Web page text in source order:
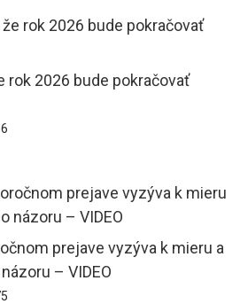
rok 2026 bude pokračovať
prejave vyzýva k mieru a
– VIDEO